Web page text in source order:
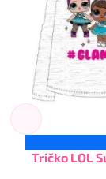
Tričko LOL